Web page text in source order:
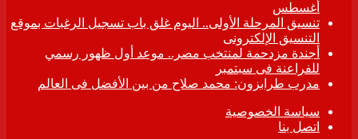
أغسطس
تنسيق المرحلة الأولى.. اليوم غلق باب تسجيل الرغبات بموقع
التنسيق الإلكترونى
أجندة مزدحمة لمنتخب مصر.. موعد أول ظهور رسمي
للفراعنة فى سبتمبر
مدرب طرابزون: محمد صلاح من بين الأفضل فى العالم
سياسة الخصوصية
اتصل بنا